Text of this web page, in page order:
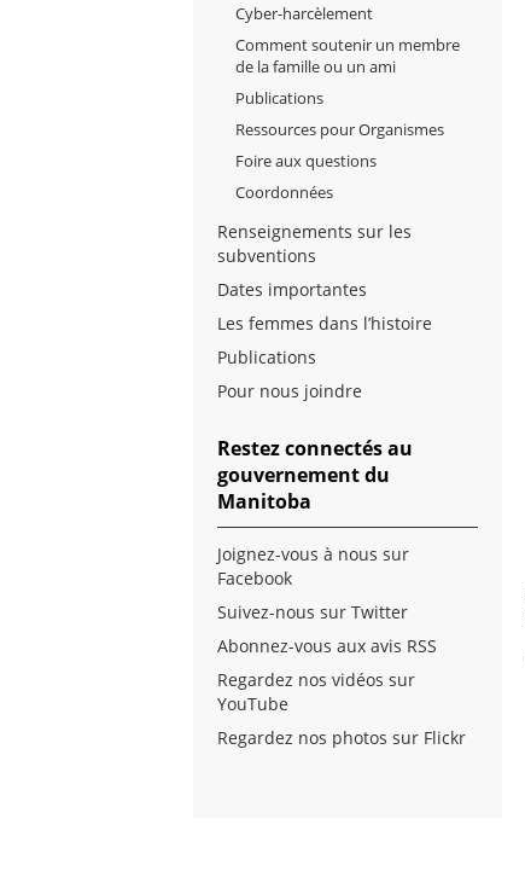
Cyber-harcèlement
Comment soutenir un membre
de la famille ou un ami
Publications
Ressources pour Organismes
Foire aux questions
Coordonnées
Renseignements sur les
subventions
Dates importantes
Les femmes dans l’histoire
Publications
Pour nous joindre
Restez connectés au
gouvernement du
Manitoba
Joignez-vous à nous sur
Facebook
Suivez-nous sur Twitter
Abonnez-vous aux avis RSS
Regardez nos vidéos sur
YouTube
Regardez nos photos sur Flickr